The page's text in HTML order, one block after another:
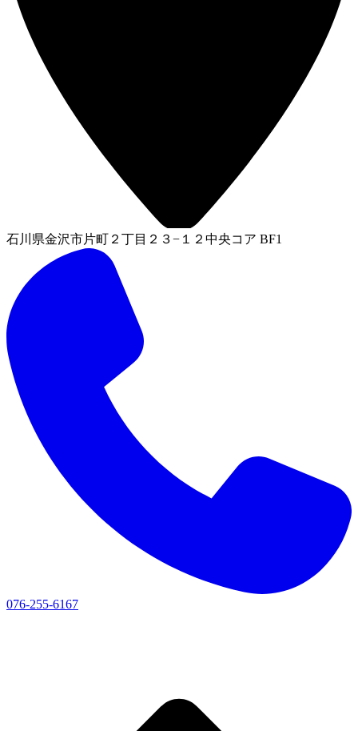
石川県金沢市片町２丁目２３−１２中央コア BF1
076-255-6167